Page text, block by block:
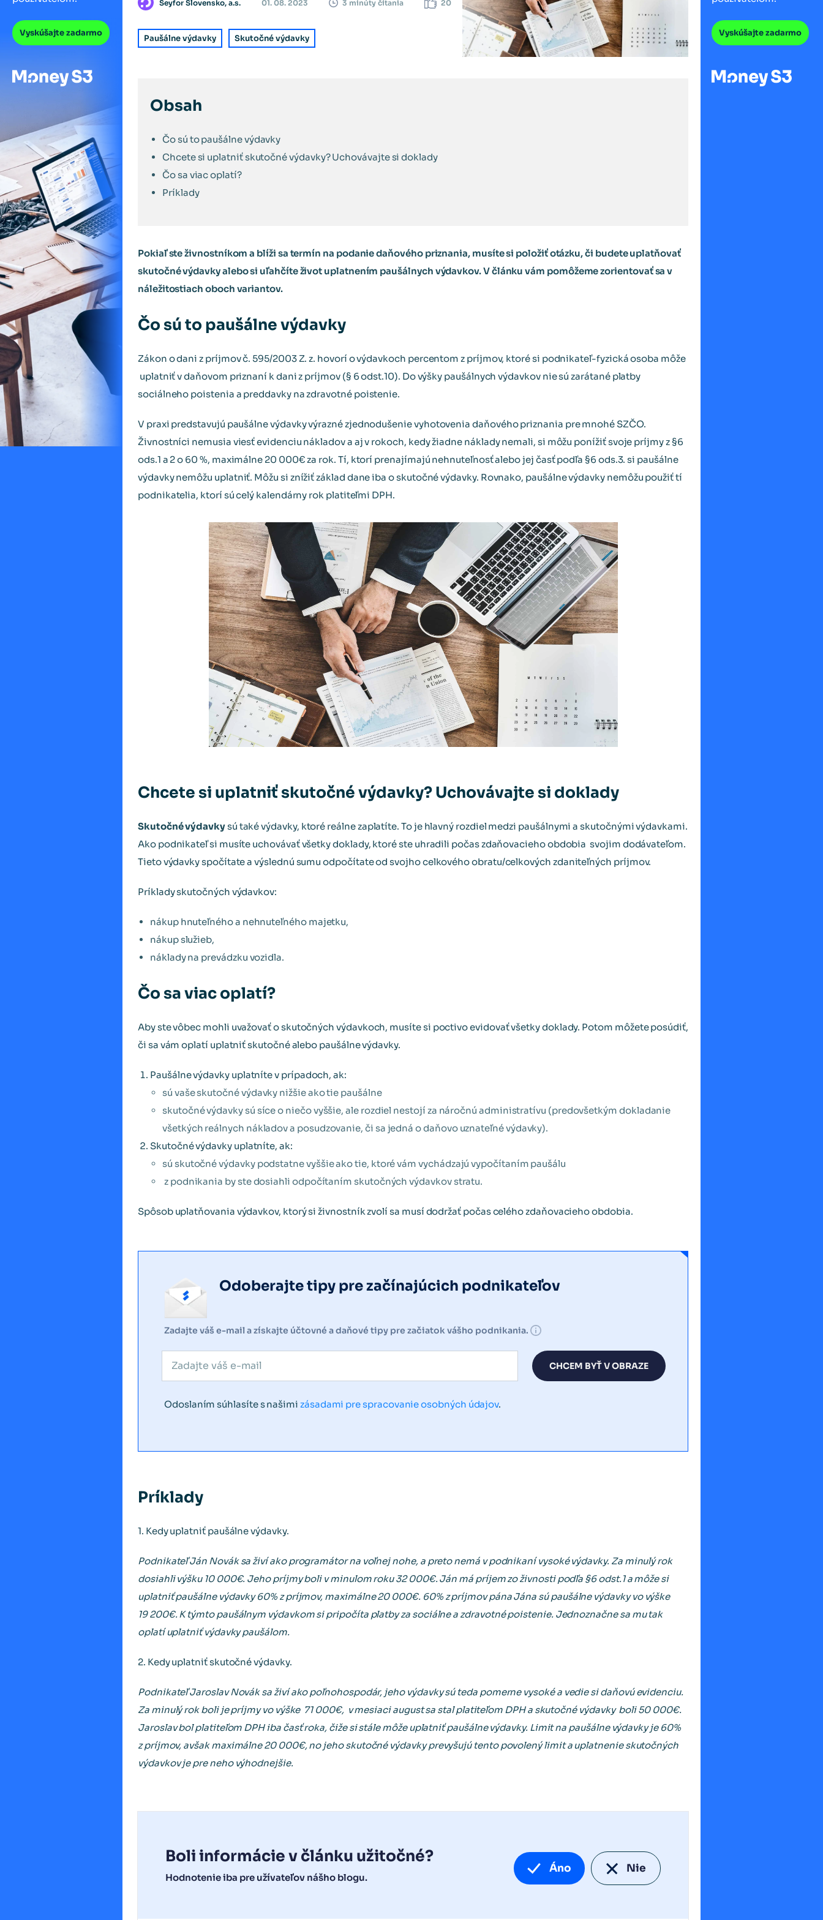
Vyskúšajte zadarmo
Seyfor Slovensko, a.s. 01. 08. 2023 3 minúty čítania 20
Paušálne výdavky Skutočné výdavky
Obsah
Čo sú to paušálne výdavky
Chcete si uplatniť skutočné výdavky? Uchovávajte si doklady
Čo sa viac oplatí?
Príklady
Pokiaľ ste živnostníkom a blíži sa termín na podanie daňového priznania, musíte si položiť otázku, či budete uplatňovať
skutočné výdavky alebo si uľahčíte život uplatnením paušálnych výdavkov. V článku vám pomôžeme zorientovať sa v
náležitostiach oboch variantov.
Čo sú to paušálne výdavky
Zákon o dani z príjmov č. 595/2003 Z. z. hovorí o výdavkoch percentom z príjmov, ktoré si podnikateľ-fyzická osoba môže
uplatniť v daňovom priznaní k dani z príjmov (§ 6 odst.10). Do výšky paušálnych výdavkov nie sú zarátané platby
sociálneho poistenia a preddavky na zdravotné poistenie.
V praxi predstavujú paušálne výdavky výrazné zjednodušenie vyhotovenia daňového priznania pre mnohé SZČO.
Živnostníci nemusia viesť evidenciu nákladov a aj v rokoch, kedy žiadne náklady nemali, si môžu ponížiť svoje príjmy z §6
ods.1 a 2 o 60 %, maximálne 20 000€ za rok. Tí, ktorí prenajímajú nehnuteľnosť alebo jej časť podľa §6 ods.3. si paušálne
výdavky nemôžu uplatniť. Môžu si znížiť základ dane iba o skutočné výdavky. Rovnako, paušálne výdavky nemôžu použiť tí
podnikatelia, ktorí sú celý kalendárny rok platiteľmi DPH.
Chcete si uplatniť skutočné výdavky? Uchovávajte si doklady
Skutočné výdavkysú také výdavky, ktoré reálne zaplatíte. To je hlavný rozdiel medzi paušálnymi a skutočnými výdavkami.
Ako podnikateľ si musíte uchovávať všetky doklady, ktoré ste uhradili počas zdaňovacieho obdobia svojim dodávateľom.
Tieto výdavky spočítate a výslednú sumu odpočítate od svojho celkového obratu/celkových zdaniteľných príjmov.
Príklady skutočných výdavkov:
nákup hnuteľného a nehnuteľného majetku,
nákup služieb,
náklady na prevádzku vozidla.
Čo sa viac oplatí?
Aby ste vôbec mohli uvažovať o skutočných výdavkoch, musíte si poctivo evidovať všetky doklady. Potom môžete posúdiť,
či sa vám oplatí uplatniť skutočné alebo paušálne výdavky.
Paušálne výdavky uplatníte v prípadoch, ak:
sú vaše skutočné výdavky nižšie ako tie paušálne
skutočné výdavky sú síce o niečo vyššie, ale rozdiel nestojí za náročnú administratívu (predovšetkým dokladanie
všetkých reálnych nákladov a posudzovanie, či sa jedná o daňovo uznateľné výdavky).
Skutočné výdavky uplatníte, ak:
sú skutočné výdavky podstatne vyššie ako tie, ktoré vám vychádzajú vypočítaním paušálu
z podnikania by ste dosiahli odpočítaním skutočných výdavkov stratu.
Spôsob uplatňovania výdavkov, ktorý si živnostník zvolí sa musí dodržať počas celého zdaňovacieho obdobia.
Odoberajte tipy pre začínajúcich podnikateľov
Zadajte váš e-mail a získajte účtovné a daňové tipy pre začiatok vášho podnikania.
CHCEM BYŤ V OBRAZE
Odoslaním súhlasíte s našimi zásadami pre spracovanie osobných údajov.
Príklady
1. Kedy uplatniť paušálne výdavky.
Podnikateľ Ján Novák sa živí ako programátor na voľnej nohe, a preto nemá v podnikaní vysoké výdavky. Za minulý rok
dosiahli výšku 10 000€. Jeho príjmy boli v minulom roku 32 000€. Ján má príjem zo živnosti podľa §6 odst.1 a môže si
uplatniť paušálne výdavky 60% z príjmov, maximálne 20 000€. 60% z príjmov pána Jána sú paušálne výdavky vo výške
19 200€. K týmto paušálnym výdavkom si pripočíta platby za sociálne a zdravotné poistenie. Jednoznačne sa mu tak
oplatí uplatniť výdavky paušálom.
2. Kedy uplatniť skutočné výdavky.
Podnikateľ Jaroslav Novák sa živí ako poľnohospodár, jeho výdavky sú teda pomerne vysoké a vedie si daňovú evidenciu.
Za minulý rok boli je príjmy vo výške 71 000€, v mesiaci august sa stal platiteľom DPH a skutočné výdavky boli 50 000€.
Jaroslav bol platiteľom DPH iba časť roka, čiže si stále môže uplatniť paušálne výdavky. Limit na paušálne výdavky je 60%
z príjmov, avšak maximálne 20 000€, no jeho skutočné výdavky prevyšujú tento povolený limit a uplatnenie skutočných
výdavkov je pre neho výhodnejšie.
Boli informácie v článku užitočné?
Hodnotenie iba pre užívateľov nášho blogu.
Áno Nie
Vyskúšajte zadarmo